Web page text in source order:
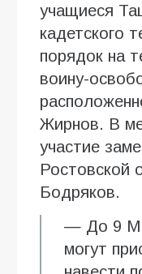
учащиеся
кадетского
порядок на
воину-
Жирнов. В
участие
Ростовской
Бодряков.
— До 9
могут